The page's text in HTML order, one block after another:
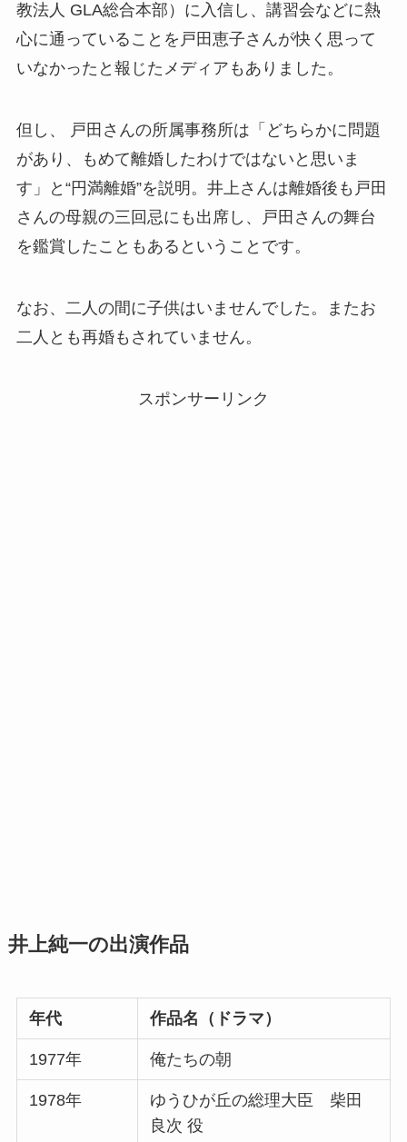
教法人 GLA総合本部）に入信し、講習会などに熱
心に通っていることを戸田恵子さんが快く思って
いなかったと報じたメディアもありました。
但し、 戸田さんの所属事務所は「どちらかに問題
があり、もめて離婚したわけではないと思いま
す」と“円満離婚”を説明。井上さんは離婚後も戸田
さんの母親の三回忌にも出席し、戸田さんの舞台
を鑑賞したこともあるということです。
なお、二人の間に子供はいませんでした。またお
二人とも再婚もされていません。
スポンサーリンク
井上純一の出演作品
年代 作品名（ドラマ）
1977年 俺たちの朝
1978年
ゆうひが丘の総理大臣 柴田
良次 役